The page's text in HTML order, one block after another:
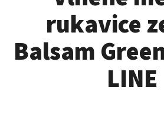
rukavice
Balsam
LINE
P
O